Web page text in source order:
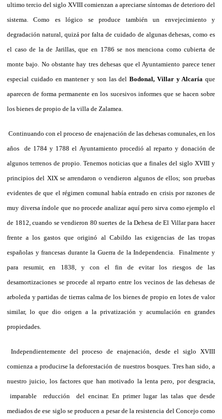
ultimo tercio del siglo XVIII comienzan a apreciarse síntomas de deterioro del
sistema. Como es lógico se produce también un envejecimiento y
degradación natural, quizá por falta de cuidado de algunas dehesas, como es
el caso de la de Jarillas, que en 1786 se nos menciona como cubierta de
monte bajo. No obstante hay tres dehesas que el Ayuntamiento parece tener
especial cuidado en mantener y son las del Bodonal, Villar y Alcaría que
aparecen de forma permanente en los sucesivos informes que se hacen sobre
los bienes de propio de la villa de Zalamea.
Continuando con el proceso de enajenación de las dehesas comunales, en los
años de 1784 y 1788 el Ayuntamiento procedió al reparto y donación de
algunos terrenos de propio. Tenemos noticias que a finales del siglo XVIII y
principios del XIX se arrendaron o vendieron algunos de ellos; son pruebas
evidentes de que el régimen comunal había entrado en crisis por razones de
muy diversa índole que no procede analizar aquí pero sirva como ejemplo el
de 1812, cuando se vendieron 80 suertes de la Dehesa de El Villar para hacer
frente a los gastos que originó al Cabildo las exigencias de las tropas
españolas y francesas durante la Guerra de la Independencia. Finalmente y
para resumir, en 1838, y con el fin de evitar los riesgos de las
desamortizaciones se procede al reparto entre los vecinos de las dehesas de
arboleda y partidas de tierras calma de los bienes de propio en lotes de valor
similar, lo que dio origen a la privatización y acumulación en grandes
propiedades.
Independientemente del proceso de enajenación, desde el siglo XVIII
comienza a producirse la deforestación de nuestros bosques. Tres han sido, a
nuestro juicio, los factores que han motivado la lenta pero, por desgracia,
imparable reducción del encinar. En primer lugar las talas que desde
mediados de ese siglo se producen a pesar de la resistencia del Concejo como